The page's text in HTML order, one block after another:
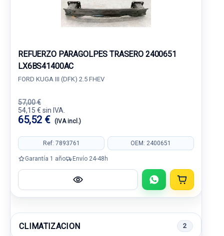
REFUERZO PARAGOLPES TRASERO 2400651
LX6BS41400AC
FORD KUGA III (DFK) 2.5 FHEV
57,00 €
54,15 € sin IVA.
65,52 € (IVA incl.)
Ref: 7893761 OEM: 2400651
Garantía 1 año Envío 24-48h
CLIMATIZACION 2